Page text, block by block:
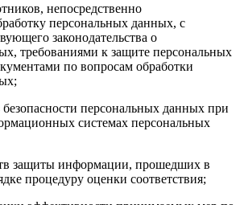
непосредственно
персональных данных, с
законодательства о
требованиями к защите персональных
по вопросам обработки
безопасности персональных данных при
системах персональных
защиты информации, прошедших в
процедуру оценки соответствия;